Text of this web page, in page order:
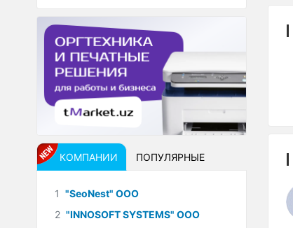
КОМПАНИИ ПОПУЛЯРНЫЕ
1 "SeoNest" ООО
2 "INNOSOFT SYSTEMS" ООО